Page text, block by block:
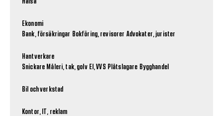
Ekonomi
Bank, försäkringar Bokföring, revisorer Advokater, jurister
Hantverkare
Snickare Måleri, tak, golv El, VVS Plåtslagare Bygghandel
Bil och verkstad
Kontor, IT, reklam